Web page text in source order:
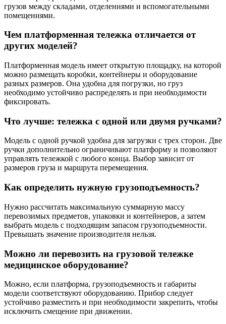
грузов между складами, отделениями и вспомогательными
помещениями.
Чем платформенная тележка отличается от
других моделей?
Платформенная модель имеет открытую площадку, на которой
можно размещать коробки, контейнеры и оборудование
разных размеров. Она удобна для погрузки, но груз
необходимо устойчиво распределять и при необходимости
фиксировать.
Что лучше: тележка с одной или двумя ручками?
Модель с одной ручкой удобна для загрузки с трех сторон. Две
ручки дополнительно ограничивают платформу и позволяют
управлять тележкой с любого конца. Выбор зависит от
размеров груза и маршрута перемещения.
Как определить нужную грузоподъемность?
Нужно рассчитать максимальную суммарную массу
перевозимых предметов, упаковки и контейнеров, а затем
выбрать модель с подходящим запасом грузоподъемности.
Превышать значение производителя нельзя.
Можно ли перевозить на грузовой тележке
медицинское оборудование?
Можно, если платформа, грузоподъемность и габариты
модели соответствуют оборудованию. Прибор следует
устойчиво разместить и при необходимости закрепить, чтобы
исключить смещение при движении.